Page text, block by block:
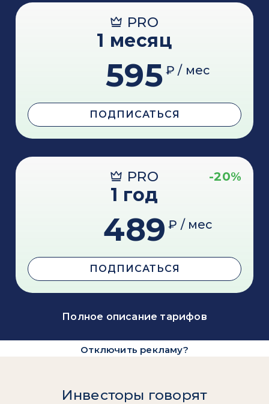
PRO
1 месяц
595 ₽ / мес
ПОДПИСАТЬСЯ
PRO -20%
1 год
489 ₽ / мес
ПОДПИСАТЬСЯ
Полное описание тарифов
Отключить рекламу?
Инвесторы говорят